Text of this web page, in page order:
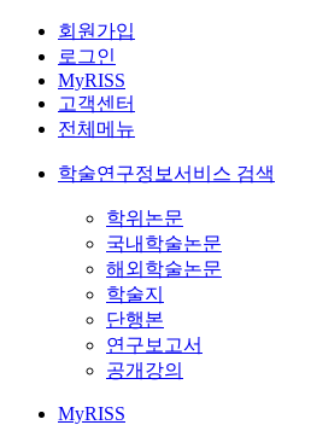
회원가입
로그인
MyRISS
고객센터
전체메뉴
학술연구정보서비스 검색
학위논문
국내학술논문
해외학술논문
학술지
단행본
연구보고서
공개강의
MyRISS